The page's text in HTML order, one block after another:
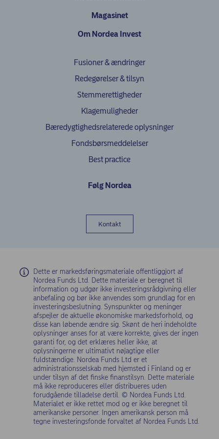
Magasinet
Om Nordea Invest
Fusioner & ændringer
Redegørelser & tilsyn
Stemmerettigheder
Klagemuligheder
Bæredygtighedsrelaterede oplysninger(opens in
Fondsbørsmeddelelser
Best practice
Følg Nordea
Kontakt
Dette er markedsføringsmateriale offentliggjort af
Nordea Funds Ltd. Dette materiale er beregnet til
information og udgør ikke investeringsrådgivning eller
anbefaling og bør ikke anvendes som grundlag for en
investeringsbeslutning. Synspunkter og meninger
afspejler de aktuelle økonomiske markedsforhold, og
disse kan løbende ændre sig. Skønt de heri indeholdte
oplysninger anses for at være korrekte, gives der ingen
garanti for, og det erklæres heller ikke, at
oplysningerne er ultimativt nøjagtige eller
fuldstændige. Nordea Funds Ltd er et
administrationsselskab med hjemsted i Finland og er
under tilsyn af det finske finanstilsyn. Dette materiale
må ikke reproduceres eller distribueres uden
forudgående tilladelse dertil. © Nordea Funds Ltd.
Materialet er ikke rettet mod og er ikke beregnet til
amerikanske personer. Ingen amerikansk person må
tegne investeringsfonde forvaltet af Nordea Funds Ltd.